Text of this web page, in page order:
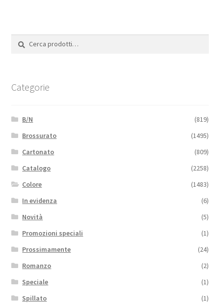
Cerca:
Cerca
Categorie
B/N
(819)
Brossurato
(1495)
Cartonato
(809)
Catalogo
(2258)
Colore
(1483)
In evidenza
(6)
Novità
(5)
Promozioni speciali
(1)
Prossimamente
(24)
Romanzo
(2)
Speciale
(1)
Spillato
(1)